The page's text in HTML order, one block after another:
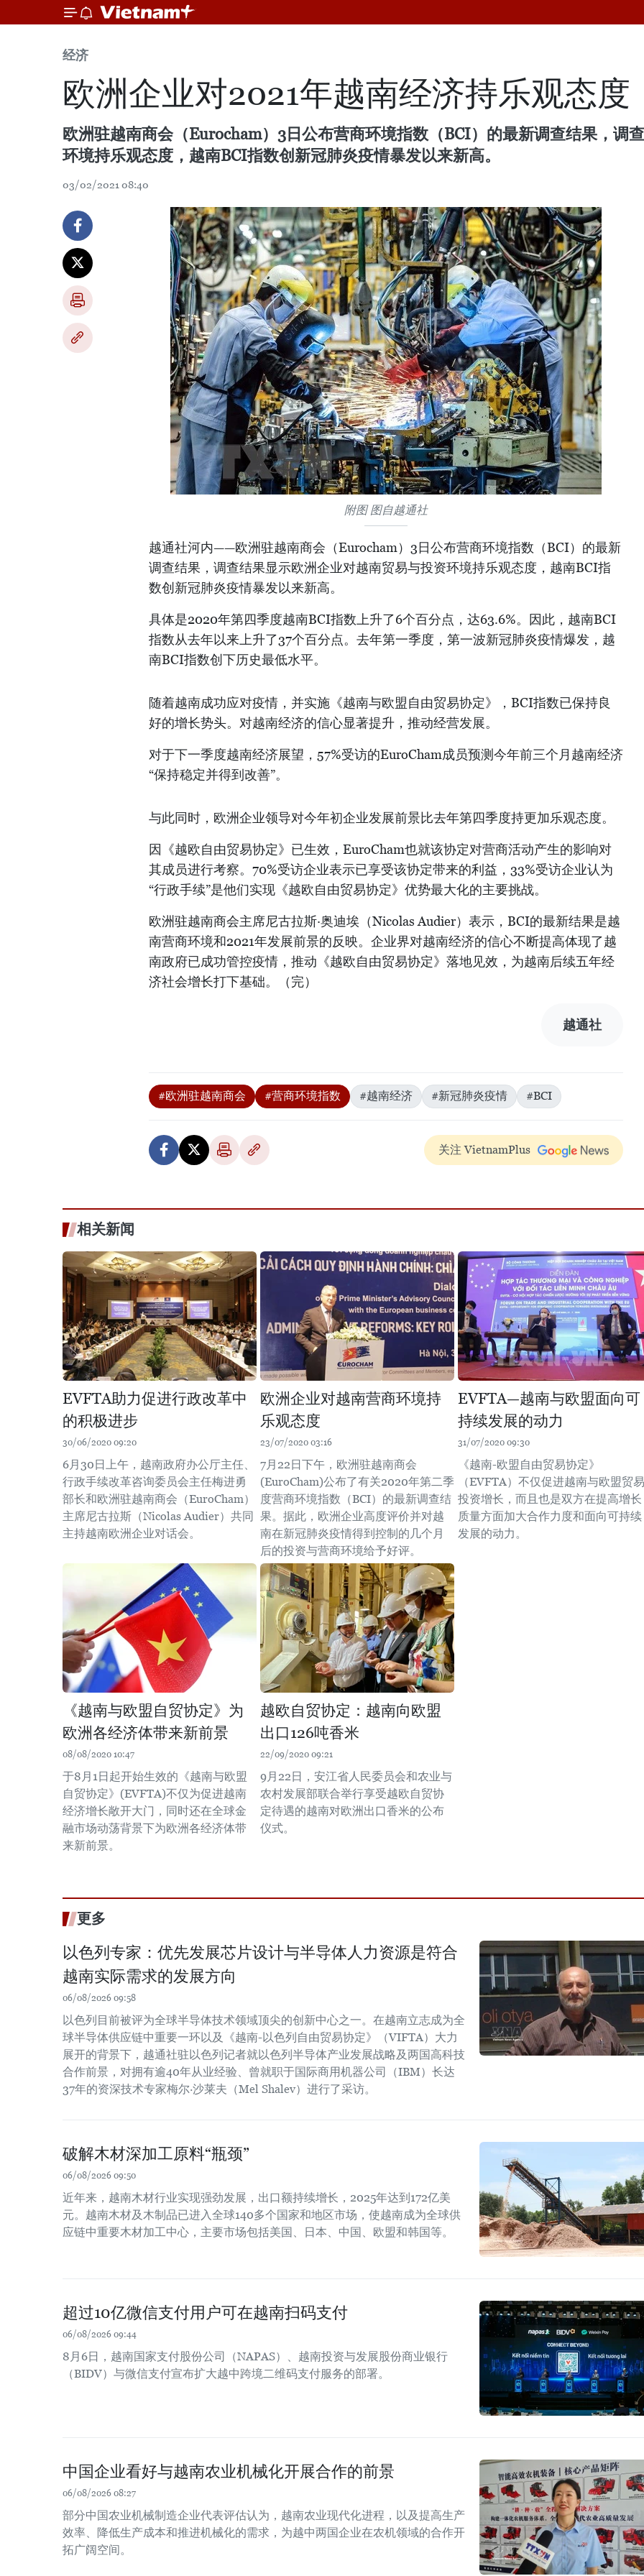
经济
欧洲企业对2021年越南经济持乐观态度
欧洲驻越南商会（Eurocham）3日公布营商环境指数（BCI）的最新调查结果，调
环境持乐观态度，越南BCI指数创新冠肺炎疫情暴发以来新高。
03/02/2021 08:40
附图 图自越通社
越通社河内——欧洲驻越南商会（Eurocham）3日公布营商环境指数（BCI）的最新
调查结果，调查结果显示欧洲企业对越南贸易与投资环境持乐观态度，越南BCI指
数创新冠肺炎疫情暴发以来新高。
具体是2020年第四季度越南BCI指数上升了6个百分点，达63.6%。因此，越南BCI
指数从去年以来上升了37个百分点。去年第一季度，第一波新冠肺炎疫情爆发，越
南BCI指数创下历史最低水平。
随着越南成功应对疫情，并实施《越南与欧盟自由贸易协定》，BCI指数已保持良
好的增长势头。对越南经济的信心显著提升，推动经营发展。
对于下一季度越南经济展望，57%受访的EuroCham成员预测今年前三个月越南经济
“保持稳定并得到改善”。
与此同时，欧洲企业领导对今年初企业发展前景比去年第四季度持更加乐观态度。
因《越欧自由贸易协定》已生效，EuroCham也就该协定对营商活动产生的影响对
其成员进行考察。70%受访企业表示已享受该协定带来的利益，33%受访企业认为
“行政手续”是他们实现《越欧自由贸易协定》优势最大化的主要挑战。
欧洲驻越南商会主席尼古拉斯·奥迪埃（Nicolas Audier）表示，BCI的最新结果是越
南营商环境和2021年发展前景的反映。企业界对越南经济的信心不断提高体现了越
南政府已成功管控疫情，推动《越欧自由贸易协定》落地见效，为越南后续五年经
济社会增长打下基础。（完）
越通社
#欧洲驻越南商会 #营商环境指数 #越南经济 #新冠肺炎疫情 #BCI
关注 VietnamPlus
相关新闻
EVFTA助力促进行政改革中
的积极进步
30/06/2020 09:20
6月30日上午，越南政府办公厅主任、
行政手续改革咨询委员会主任梅进勇
部长和欧洲驻越南商会（EuroCham）
主席尼古拉斯（Nicolas Audier）共同
主持越南欧洲企业对话会。
欧洲企业对越南营商环境持
乐观态度
23/07/2020 03:16
7月22日下午，欧洲驻越南商会
(EuroCham)公布了有关2020年第二季
度营商环境指数（BCI）的最新调查结
果。据此，欧洲企业高度评价并对越
南在新冠肺炎疫情得到控制的几个月
后的投资与营商环境给予好评。
EVFTA—越南与欧盟面向可
持续发展的动力
31/07/2020 09:30
《越南-欧盟自由贸易协定》
（EVFTA）不仅促进越南与欧盟贸易
投资增长，而且也是双方在提高增长
质量方面加大合作力度和面向可持续
发展的动力。
《越南与欧盟自贸协定》为
欧洲各经济体带来新前景
08/08/2020 10:47
于8月1日起开始生效的《越南与欧盟
自贸协定》(EVFTA)不仅为促进越南
经济增长敞开大门，同时还在全球金
融市场动荡背景下为欧洲各经济体带
来新前景。
越欧自贸协定：越南向欧盟
出口126吨香米
22/09/2020 09:21
9月22日，安江省人民委员会和农业与
农村发展部联合举行享受越欧自贸协
定待遇的越南对欧洲出口香米的公布
仪式。
更多
以色列专家：优先发展芯片设计与半导体人力资源是符合
越南实际需求的发展方向
06/08/2026 09:58
以色列目前被评为全球半导体技术领域顶尖的创新中心之一。在越南立志成为全
球半导体供应链中重要一环以及《越南-以色列自由贸易协定》（VIFTA）大力
展开的背景下，越通社驻以色列记者就以色列半导体产业发展战略及两国高科技
合作前景，对拥有逾40年从业经验、曾就职于国际商用机器公司（IBM）长达
37年的资深技术专家梅尔·沙莱夫（Mel Shalev）进行了采访。
破解木材深加工原料“瓶颈”
06/08/2026 09:50
近年来，越南木材行业实现强劲发展，出口额持续增长，2025年达到172亿美
元。越南木材及木制品已进入全球140多个国家和地区市场，使越南成为全球供
应链中重要木材加工中心，主要市场包括美国、日本、中国、欧盟和韩国等。
超过10亿微信支付用户可在越南扫码支付
06/08/2026 09:44
8月6日，越南国家支付股份公司（NAPAS）、越南投资与发展股份商业银行
（BIDV）与微信支付宣布扩大越中跨境二维码支付服务的部署。
中国企业看好与越南农业机械化开展合作的前景
06/08/2026 08:27
部分中国农业机械制造企业代表评估认为，越南农业现代化进程，以及提高生产
效率、降低生产成本和推进机械化的需求，为越中两国企业在农机领域的合作开
拓广阔空间。